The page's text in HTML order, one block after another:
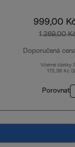
999,00
1 269,00
Doporučená
Včetně částky
173,38 Kč
Porovnat